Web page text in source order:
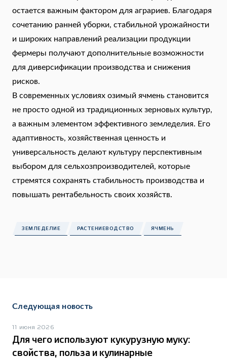
остается важным фактором для аграриев. Благодаря
сочетанию ранней уборки, стабильной урожайности
и широких направлений реализации продукции
фермеры получают дополнительные возможности
для диверсификации производства и снижения
рисков.
В современных условиях озимый ячмень становится
не просто одной из традиционных зерновых культур,
а важным элементом эффективного земледелия. Его
адаптивность, хозяйственная ценность и
универсальность делают культуру перспективным
выбором для сельхозпроизводителей, которые
стремятся сохранять стабильность производства и
повышать рентабельность своих хозяйств.
ЗЕМЛЕДЕЛИЕ РАСТЕНИЕВОДСТВО ЯЧМЕНЬ
Следующая новость
11 июня 2026
Для чего используют кукурузную муку:
свойства, польза и кулинарные